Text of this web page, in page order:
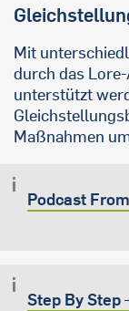
Mit
durch das
unterstützt
Maßnahmen
Podcast
Step By Step